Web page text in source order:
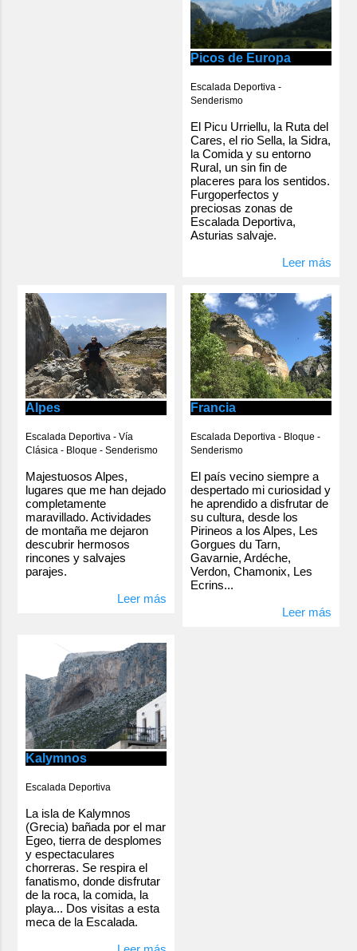
Picos de Europa
Escalada Deportiva -
Senderismo
El Picu Urriellu, la Ruta del
Cares, el rio Sella, la Sidra,
la Comida y su entorno
Rural, un sin fin de
placeres para los sentidos.
Furgoperfectos y
preciosas zonas de
Escalada Deportiva,
Asturias salvaje.
Leer más
Alpes
Escalada Deportiva - Vía
Clásica - Bloque - Senderismo
Majestuosos Alpes,
lugares que me han dejado
completamente
maravillado. Actividades
de montaña me dejaron
descubrir hermosos
rincones y salvajes
parajes.
Leer más
Francia
Escalada Deportiva - Bloque -
Senderismo
El país vecino siempre a
despertado mi curiosidad y
he aprendido a disfrutar de
su cultura, desde los
Pirineos a los Alpes, Les
Gorgues du Tarn,
Gavarnie, Ardéche,
Verdon, Chamonix, Les
Ecrins...
Leer más
Kalymnos
Escalada Deportiva
La isla de Kalymnos
(Grecia) bañada por el mar
Egeo, tierra de desplomes
y espectaculares
chorreras. Se respira el
fanatismo, donde disfrutar
de la roca, la comida, la
playa... Dos visitas a esta
meca de la Escalada.